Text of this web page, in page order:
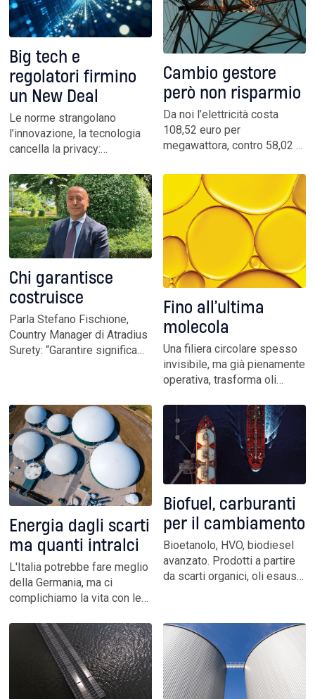
potenzialità, disegnando
nuovi modelli educativi
Big tech e
regolatori firmino
un New Deal
Le norme strangolano
l’innovazione, la tecnologia
cancella la privacy:
queste opposte visioni.
Serve un accordo per
liberarsi tanto del labirinto
legislativo quanto dei falsi
alibi dell’industria
tecnologica
Cambio gestore
però non risparmio
Da noi l’elettricità costa
108,52 euro per
megawattora, contro 58,02 in
78,51 euro in Germania.
Perché se il prezzo della
materia è stabile, i gestori
hanno la leva di spread,
commercializzazione e
vendita
Chi garantisce
costruisce
Parla Stefano Fischione,
Country Manager di Atradius
Surety: “Garantire significa
accompagnare il rischio e
trasformarlo in fiducia
operativa”
Fino all’ultima
molecola
Una filiera circolare spesso
invisibile, ma già pienamente
operativa, trasforma oli
animali in biodiesel
avanzato, glicerina e oli
tecnici destinati a diversi
settori produttivi, industriali
e strategici
Energia dagli scarti
ma quanti intralci
L'Italia potrebbe fare meglio
della Germania, ma ci
complichiamo la vita con le
Alberto Vicentini, alla guida
di Tonello Energie.
Sostenibilità e redditività
possono andare di pari
passo se si crea valore
Biofuel, carburanti
per il cambiamento
Bioetanolo, HVO, biodiesel
avanzato. Prodotti a partire
da scarti organici, oli esausti,
depurazione. Materie
seconde, non materie prime.
Non risorse, ma rifiuti.
Muovono già mezzi, aerei e
navi